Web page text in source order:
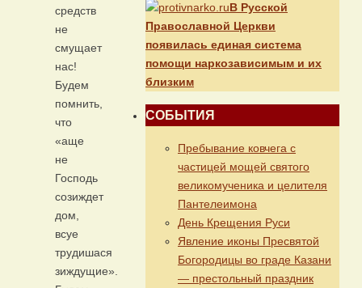
средств
не
смущает
нас!
Будем
помнить,
что
«аще
не
Господь
созиждет
дом,
всуе
трудишася
зиждущие».
В Русской
Православной Церкви
появилась единая система
помощи наркозависимым и их
близким
СОБЫТИЯ
Пребывание ковчега с
частицей мощей святого
великомученика и целителя
Пантелеимона
День Крещения Руси
Явление иконы Пресвятой
Богородицы во граде Казани
— престольный праздник